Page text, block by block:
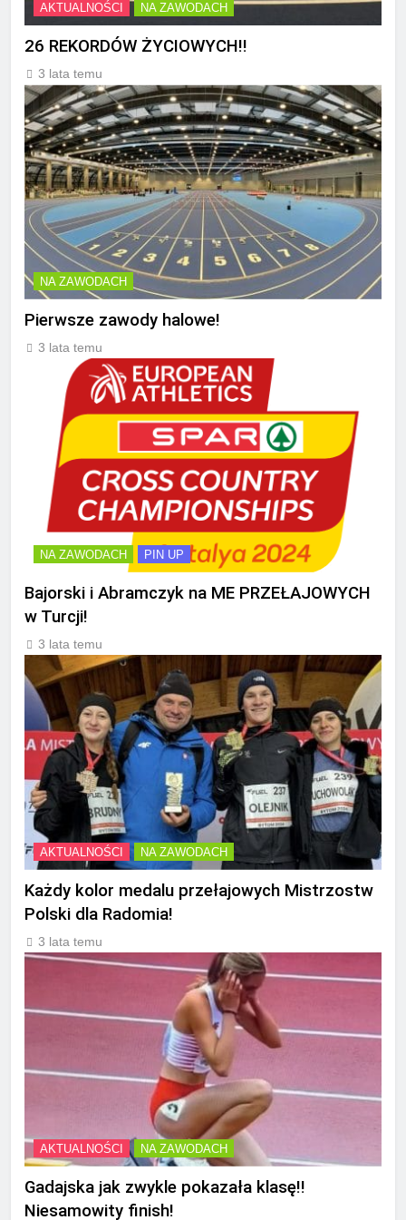
AKTUALNOŚCI NA ZAWODACH
26 REKORDÓW ŻYCIOWYCH!!
3 lata temu
NA ZAWODACH
Pierwsze zawody halowe!
3 lata temu
NA ZAWODACH PIN UP
Bajorski i Abramczyk na ME PRZEŁAJOWYCH
w Turcji!
3 lata temu
AKTUALNOŚCI NA ZAWODACH
Każdy kolor medalu przełajowych Mistrzostw
Polski dla Radomia!
3 lata temu
AKTUALNOŚCI NA ZAWODACH
Gadajska jak zwykle pokazała klasę!!
Niesamowity finish!